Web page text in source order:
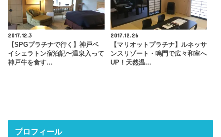
2017.12.3
【SPGプラチナで行く】神戸ベ
イシェラトン宿泊記〜温泉入って
神戸牛を食す…
2017.12.26
【マリオットプラチナ】ルネッサ
ンスリゾート・鳴門で広々和室へ
UP！天然温…
プロフィール